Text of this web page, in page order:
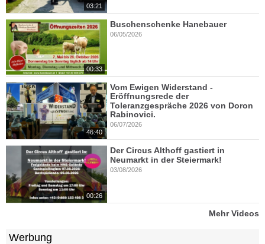
03:21
00:33
Buschenschenke Hanebauer
06/05/2026
46:40
Vom Ewigen Widerstand -
Eröffnungsrede der
Toleranzgespräche 2026 von Doron
Rabinovici.
06/07/2026
00:26
Der Circus Althoff gastiert in
Neumarkt in der Steiermark!
03/08/2026
Mehr Videos
Werbung